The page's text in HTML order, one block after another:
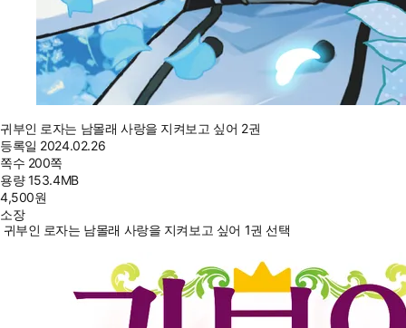
귀부인 로자는 남몰래 사랑을 지켜보고 싶어 2권
등록일 2024.02.26
쪽수 200쪽
용량153.4MB
4,500원
소장
귀부인 로자는 남몰래 사랑을 지켜보고 싶어 1권 선택